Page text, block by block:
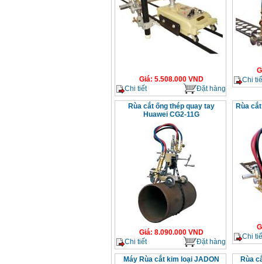
Giá: 5.508.000VND
Chi tiết
Đặt hàng
Chi
Rùa cắt ống thép quay tay
Huawei CG2-11G
Giá: 8.090.000VND
Chi tiết
Đặt hàng
Rùa
Chi
Máy Rùa cắt kim loại JADON
Rùa